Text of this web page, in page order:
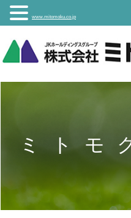
ミトモ
www.mitomoku.co.jp